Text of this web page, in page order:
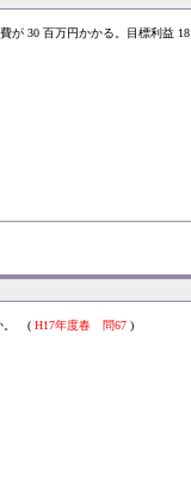
が 30 百万円かかる。目標利
。 ( H17年度春 問67 )